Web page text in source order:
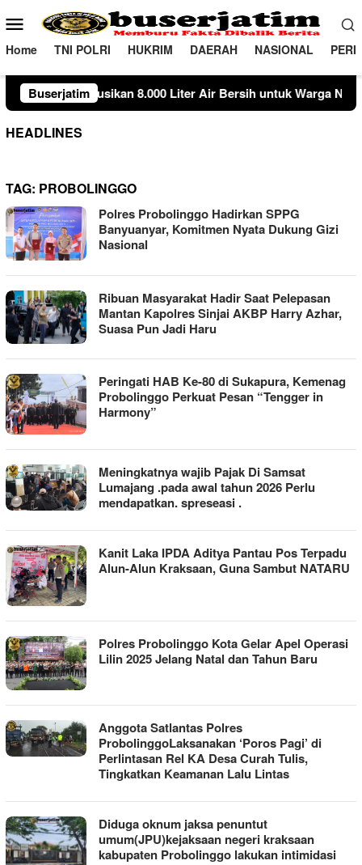
ke
konten
Menu
Mobile
Home TNI POLRI HUKRIM DAERAH NASIONAL
Buserjatim
8.000 Liter Air Bersih untuk Warga Ngambon
HEADLINES
TAG: PROBOLINGGO
Polres Probolinggo Hadirkan SPPG
Banyuanyar, Komitmen Nyata Dukung Gizi
Nasional
Ribuan Masyarakat Hadir Saat Pelepasan
Mantan Kapolres Sinjai AKBP Harry Azhar,
Suasa Pun Jadi Haru
Peringati HAB Ke-80 di Sukapura, Kemenag
Probolinggo Perkuat Pesan “Tengger in
Harmony”
Meningkatnya wajib Pajak Di Samsat
Lumajang .pada awal tahun 2026 Perlu
mendapatkan. spreseasi .
Kanit Laka IPDA Aditya Pantau Pos Terpadu
Alun-Alun Kraksaan, Guna Sambut NATARU
Polres Probolinggo Kota Gelar Apel Operasi
Lilin 2025 Jelang Natal dan Tahun Baru
Anggota Satlantas Polres
ProbolinggoLaksanakan ‘Poros Pagi’ di
Perlintasan Rel KA Desa Curah Tulis,
Tingkatkan Keamanan Lalu Lintas
Diduga oknum jaksa penuntut
umum(JPU)kejaksaan negeri kraksaan
kabupaten Probolinggo lakukan intimidasi